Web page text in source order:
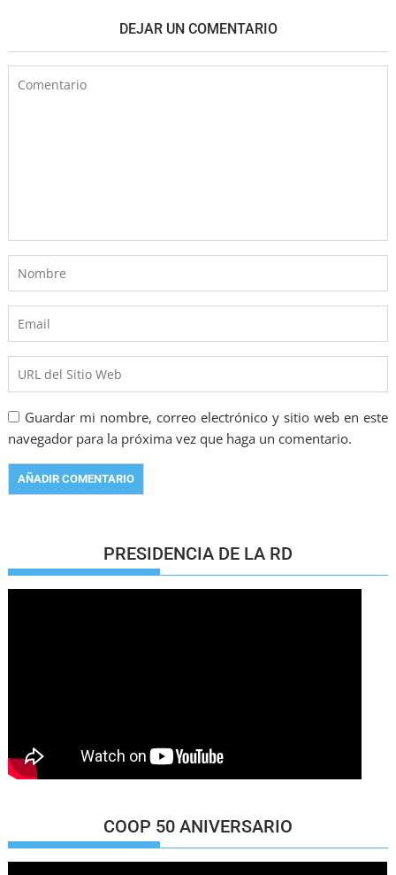
DEJAR UN COMENTARIO
Guardar mi nombre, correo electrónico y sitio web en este
navegador para la próxima vez que haga un comentario.
PRESIDENCIA DE LA RD
COOP 50 ANIVERSARIO